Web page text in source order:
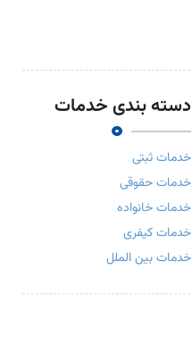
دسته بندی خدمات
خدمات ثبتی
خدمات حقوقی
خدمات خانواده
خدمات کیفری
خدمات بین الملل